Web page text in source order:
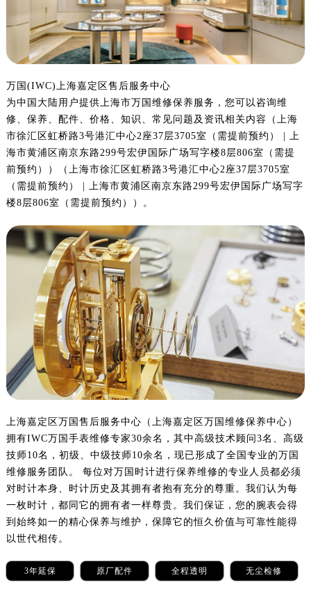
万国(IWC)上海嘉定区售后服务中心
为中国大陆用户提供上海市万国维修保养服务，您可以咨询维
修、保养、配件、价格、知识、常见问题及资讯相关内容（上海
市徐汇区虹桥路3号港汇中心2座37层3705室（需提前预约） | 上
海市黄浦区南京东路299号宏伊国际广场写字楼8层806室（需提
前预约））（上海市徐汇区虹桥路3号港汇中心2座37层3705室
（需提前预约） | 上海市黄浦区南京东路299号宏伊国际广场写字
楼8层806室（需提前预约））。
上海嘉定区万国售后服务中心（上海嘉定区万国维修保养中心）
拥有IWC万国手表维修专家30余名，其中高级技术顾问3名、高级
技师10名，初级、中级技师10余名，现已形成了全国专业的万国
维修服务团队。 每位对万国时计进行保养维修的专业人员都必须
对时计本身、时计历史及其拥有者抱有充分的尊重。我们认为每
一枚时计，都同它的拥有者一样尊贵。我们保证，您的腕表会得
到始终如一的精心保养与维护，保障它的恒久价值与可靠性能得
以世代相传。
3年延保 原厂配件 全程透明 无尘检修